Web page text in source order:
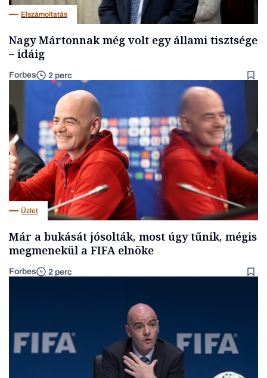
Elszámoltatás
Nagy Mártonnak még volt egy állami tisztsége
– idáig
Forbes 2 perc
Üzlet
Már a bukását jósolták, most úgy tűnik, mégis
megmenekül a FIFA elnöke
Forbes 2 perc